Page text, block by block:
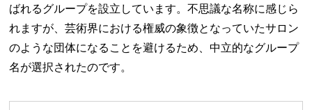
ばれるグループを設立しています。不思議な名称に感じら
れますが、芸術界における権威の象徴となっていたサロン
のような団体になることを避けるため、中立的なグループ
名が選択されたのです。